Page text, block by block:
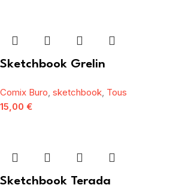
Sketchbook Grelin
Comix Buro sketchbook Tous
15,00 €
Sketchbook Terada